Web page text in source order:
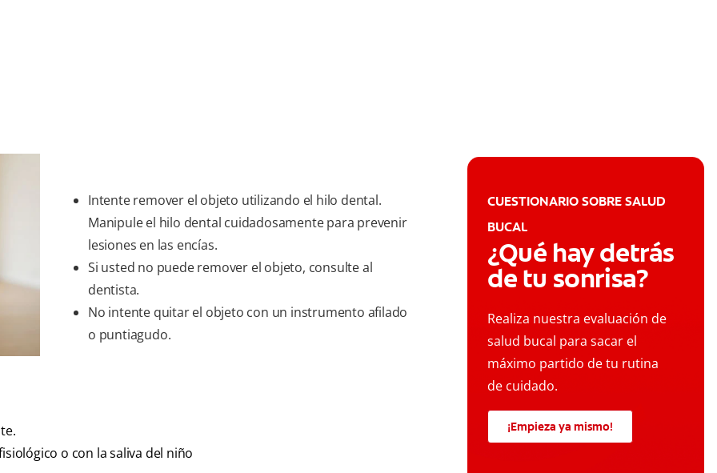
Intente remover el objeto utilizando el hilo dental.
Manipule el hilo dental cuidadosamente para prevenir
lesiones en las encías.
Si usted no puede remover el objeto, consulte al
dentista.
No intente quitar el objeto con un instrumento afilado
o puntiagudo.
o con la saliva del niño
CUESTIONARIO SOBRE SALUD
BUCAL
¿Qué hay detrás
de tu sonrisa?
Realiza nuestra evaluación de
salud bucal para sacar el
máximo partido de tu rutina
de cuidado.
¡Empieza ya mismo!